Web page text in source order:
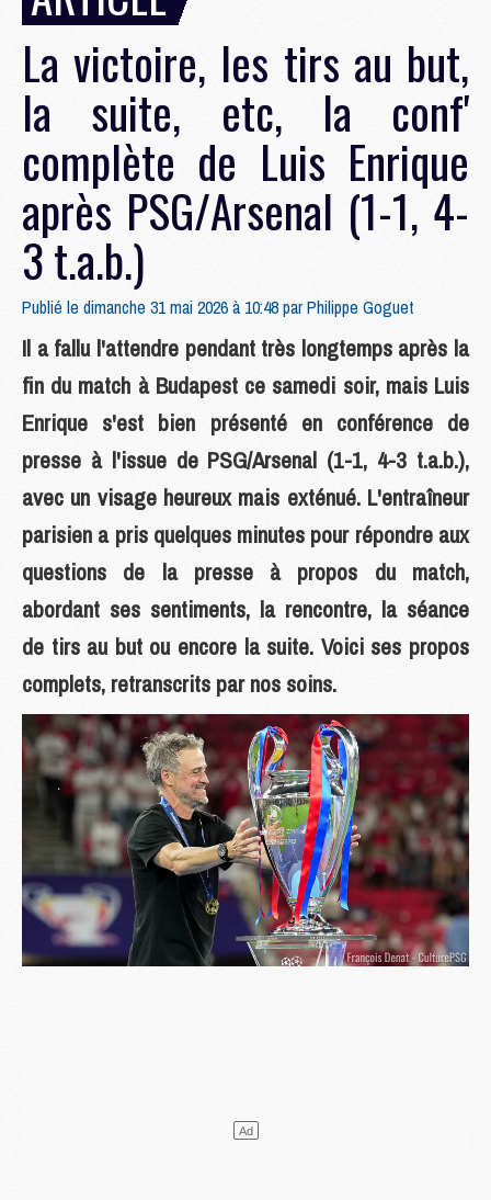
La victoire, les tirs au but,
la suite, etc, la conf'
complète de Luis Enrique
après PSG/Arsenal (1-1, 4-
3 t.a.b.)
Publié le dimanche 31 mai 2026 à 10:48 parPhilippe Goguet
Il a fallu l'attendre pendant très longtemps après la
fin du match à Budapest ce samedi soir, mais Luis
Enrique s'est bien présenté en conférence de
presse à l'issue de PSG/Arsenal (1-1, 4-3 t.a.b.),
avec un visage heureux mais exténué. L'entraîneur
parisien a pris quelques minutes pour répondre aux
questions de la presse à propos du match,
abordant ses sentiments, la rencontre, la séance
de tirs au but ou encore la suite. Voici ses propos
complets, retranscrits par nos soins.